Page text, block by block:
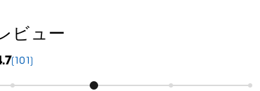
ビュー
(101)